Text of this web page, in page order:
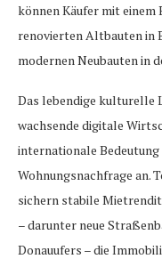
können Käufer mit einem
renovierten Altbauten in
modernen Neubauten in
Das lebendige kulturelle
wachsende digitale
internationale
Wohnungsnachfrage an.
sichern stabile
– darunter neue
Donauufers – die